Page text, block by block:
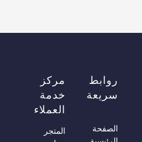
روابط
سريعة
الصفحة
مركز
خدمة
العملاء
المتجر